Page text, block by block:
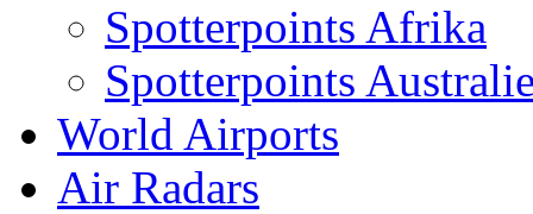
Spotterpoints Afrika
Spotterpoints
World Airports
Air Radars